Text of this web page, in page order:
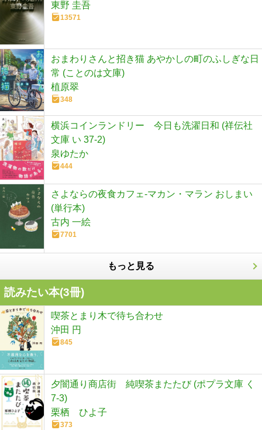
東野 圭吾
13571
おまわりさんと招き猫 あやかしの町のふしぎな日
常 (ことのは文庫)
植原翠
348
横浜コインランドリー 今日も洗濯日和 (祥伝社
文庫 い 37-2)
泉ゆたか
444
さよならの夜食カフェ-マカン・マラン おしまい
(単行本)
古内 一絵
7701
もっと見る
読みたい本(3冊)
喫茶とまり木で待ち合わせ
沖田 円
845
夕闇通り商店街 純喫茶またたび (ポプラ文庫 く
7-3)
栗栖 ひよ子
373